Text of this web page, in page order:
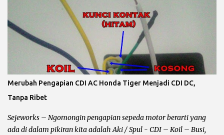
akhirnya perlu kick starter / engkol sampai keluar keringat
segede jagung dan mantepnya lagi sampai pakai bensin campur….
Ya campur dorong maksudnya... he….. Ini contoh gambarnya spul
Jupiter mx , masih ok… Beberapa kerusakan pada spull sepeda
motor : Spul pengisian Pada umumnya kabel berwarna putih,
kalau spul ini rusak atau terbakar maka pengaruhnya aki akan
ngedrop sampai habis 2 -3 kali, bahkan kalau ganti kiprok pun
akan tetap sama Karena problemnya ada pada lilitan spul. Cara
mengeceknya bisa dilihat kondisi fisik biasanya terbakar, atau
lilitan kawat putus, untuk pengecekan secara akurat tanpa
bongkar...
Merubah Pengapian CDI AC Honda Tiger Menjadi CDI DC,
Tanpa Ribet
Sejeworks – Ngomongin pengapian sepeda motor berarti yang
ada di dalam pikiran kita adalah Aki / Spul - CDI – Koil – Busi,